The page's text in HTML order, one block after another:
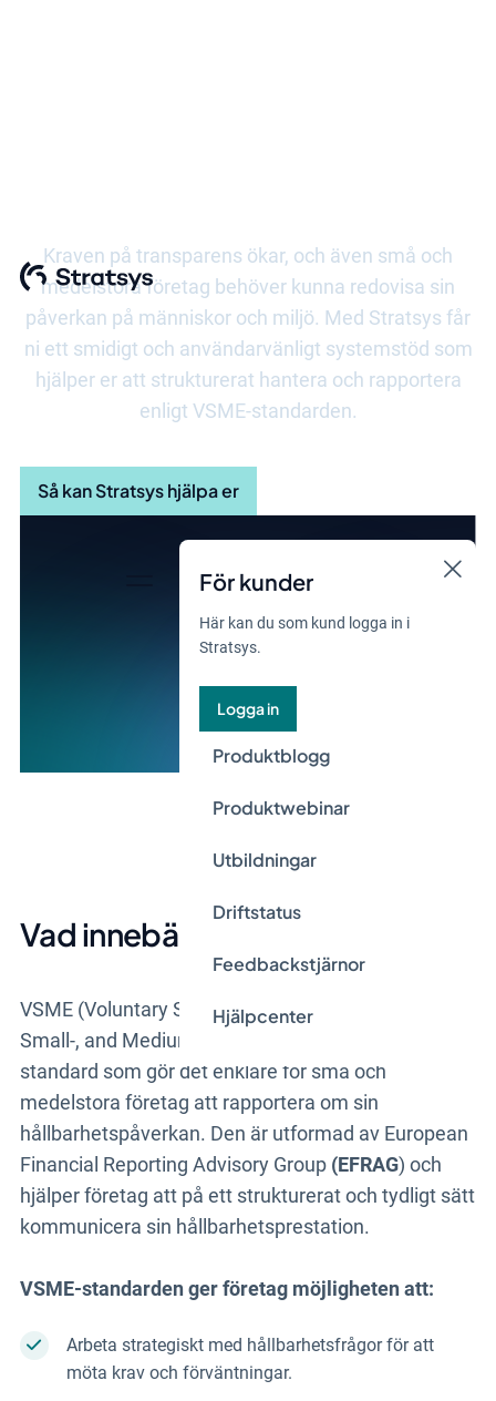
För kunder
Här kan du som kund logga in i
Stratsys.
Logga in
Produktblogg
Produktwebinar
Utbildningar
Driftstatus
Feedbackstjärnor
Hjälpcenter
Kraven på transparens ökar, och även små och
medelstora företag behöver kunna redovisa sin
påverkan på människor och miljö. Med Stratsys får
ni ett smidigt och användarvänligt systemstöd som
hjälper er att strukturerat hantera och rapportera
enligt VSME-standarden.
Så kan Stratsys hjälpa er
Vad innebär VSME?
VSME (Voluntary Standard for non-listed Micro-,
Small-, and Medium-sized Enterprises) är en frivillig
standard som gör det enklare för små och
medelstora företag att rapportera om sin
hållbarhetspåverkan. Den är utformad av European
Financial Reporting Advisory Group (EFRAG) och
hjälper företag att på ett strukturerat och tydligt sätt
kommunicera sin hållbarhetsprestation.
VSME-standarden ger företag möjligheten att:
Arbeta strategiskt med hållbarhetsfrågor för att
möta krav och förväntningar.